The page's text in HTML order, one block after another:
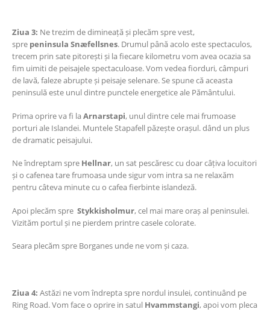
Ziua 3: Ne trezim de dimineață și plecăm spre vest,
spre peninsula Snæfellsnes. Drumul până acolo este spectaculos,
trecem prin sate pitorești și la fiecare kilometru vom avea ocazia sa
fim uimiti de peisajele spectaculoase. Vom vedea fiorduri, câmpuri
de lavă, faleze abrupte și peisaje selenare. Se spune că aceasta
peninsulă este unul dintre punctele energetice ale Pământului.
Prima oprire va fi laArnarstapi, unul dintre cele mai frumoase
porturi ale Islandei. Muntele Stapafell păzește orașul. dând un plus
de dramatic peisajului.
Ne îndreptam spre Hellnar, un sat pescăresc cu doar câțiva locuitori
și o cafenea tare frumoasa unde sigur vom intra sa ne relaxăm
pentru câteva minute cu o cafea fierbinte islandeză.
Apoi plecăm spre Stykkisholmur, cel mai mare oraș al peninsulei.
Vizităm portul și ne pierdem printre casele colorate.
Seara plecăm spre Borganes unde ne vom și caza.
Ziua 4: Astăzi ne vom îndrepta spre nordul insulei, continuând pe
Ring Road. Vom face o oprire in satul Hvammstangi, apoi vom pleca